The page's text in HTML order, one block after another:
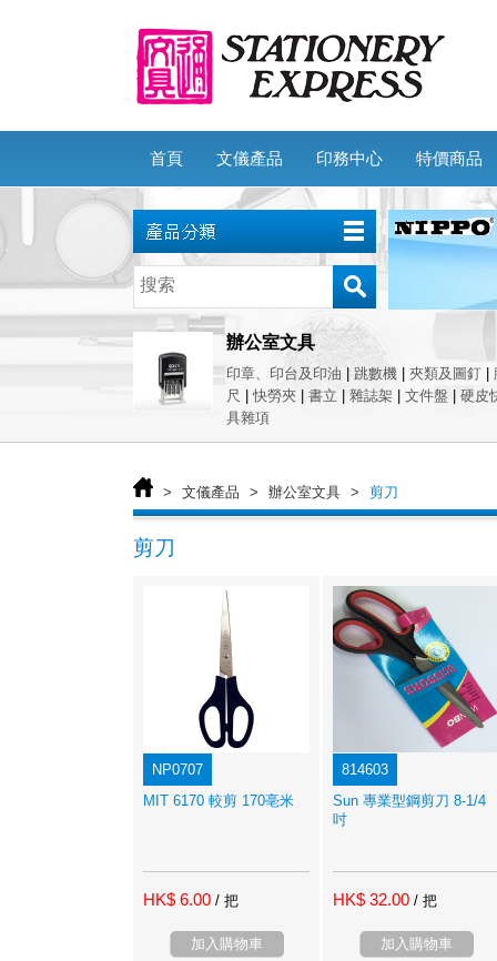
首頁 文儀產品 印務中心 特價商品
辦公室文具
印章、印台及印油 跳數機 夾類及圖釘
尺
快勞夾 書立 雜誌架 文件盤
硬皮
具雜項
> 文儀產品 > 辦公室文具 > 剪刀
剪刀
NP0707
MIT 6170 較剪 170亳米
HK$ 6.00 / 把
加入購物車
814603
Sun 專業型鋼剪刀 8-1/4
吋
HK$ 32.00 / 把
加入購物車